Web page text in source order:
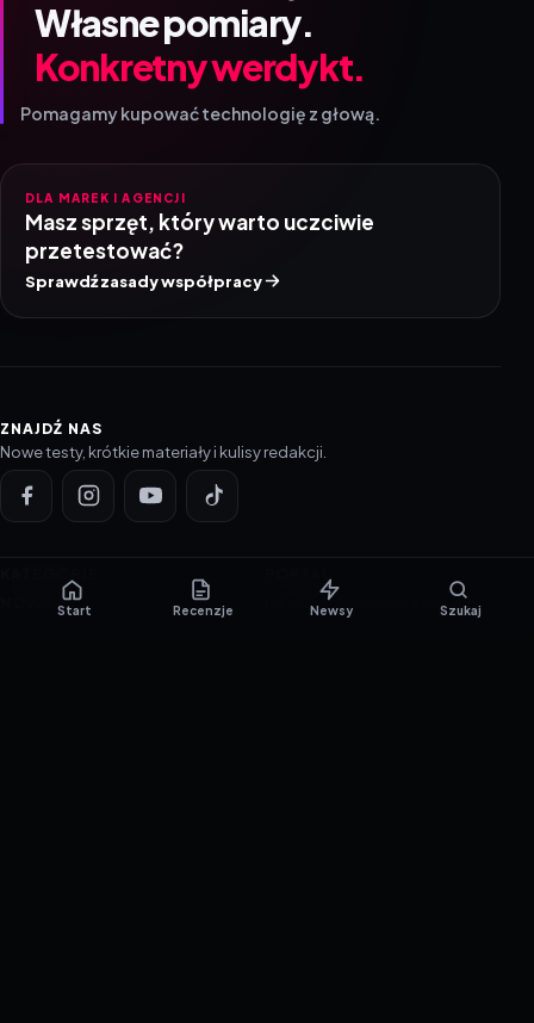
Własne pomiary.
Konkretny werdykt.
Pomagamy kupować technologię z głową.
DLA MAREK I AGENCJI
Masz sprzęt, który warto uczciwie
przetestować?
Sprawdź zasady współpracy
ZNAJDŹ NAS
Nowe testy, krótkie materiały i kulisy redakcji.
NOWINKI Informacje o ciasteczkach
Start Recenzje Newsy Szukaj